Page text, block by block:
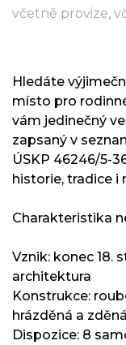
včetně provize,
Hledáte
místo pro
vám jedinečný
zapsaný v
ÚSKP 46246/5-
historie, tradice
Charakteristika
Vznik: konec 18.
architektura
Konstrukce:
hrázděná a zděná
Dispozice: 8